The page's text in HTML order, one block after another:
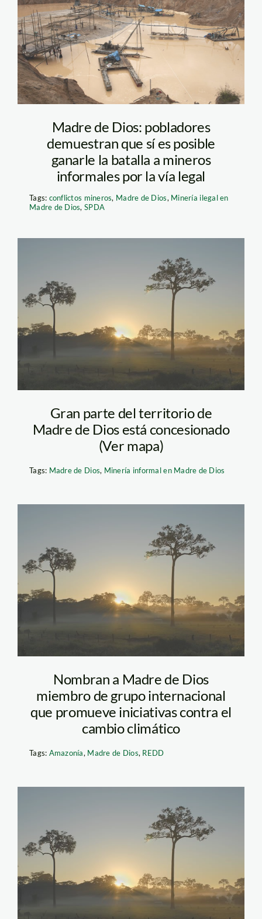
Madre de Dios: pobladores
demuestran que sí es posible
ganarle la batalla a mineros
informales por la vía legal
Tags: conflictos mineros, Madre de Dios, Minería ilegal en
Madre de Dios,SPDA
Gran parte del territorio de
Madre de Dios está concesionado
(Ver mapa)
Tags: Madre de Dios, Minería informal en Madre de Dios
Nombran a Madre de Dios
miembro de grupo internacional
que promueve iniciativas contra el
cambio climático
Tags: Amazonía, Madre de Dios, REDD